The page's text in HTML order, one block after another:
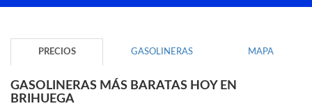
PRECIOS GASOLINERAS MAPA
GASOLINERAS MÁS BARATAS HOY EN
BRIHUEGA